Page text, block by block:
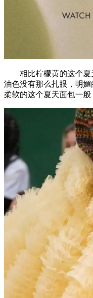
相比柠檬黄的这个夏
油色没有那么扎眼，明
柔软的这个夏天面包一般